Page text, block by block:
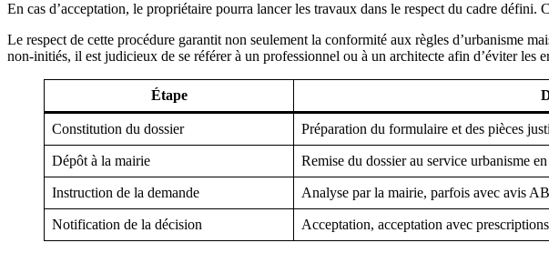
En cas d’acceptation, le propriétaire pourra lancer les travaux dans le respect du cadre
Le respect de cette procédure garantit non seulement la conformité aux règles d’urbanisme
non-initiés, il est judicieux de se référer à un professionnel ou à un architecte afin d’éviter les
Étape
Constitution du dossier Préparation du formulaire et des pièces
Dépôt à la mairie Remise du dossier au service urbanisme
Instruction de la demande Analyse par la mairie, parfois avec avis
Notification de la décision Acceptation, acceptation avec